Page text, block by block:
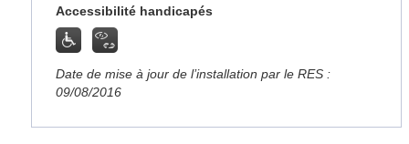
Accessibilité handicapés
Date de mise à jour de l’installation par le RES :
09/08/2016